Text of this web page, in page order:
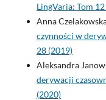
LingVaria: Tom
Anna
czynności w
28 (2019)
Aleksandra
derywacji
(2020)